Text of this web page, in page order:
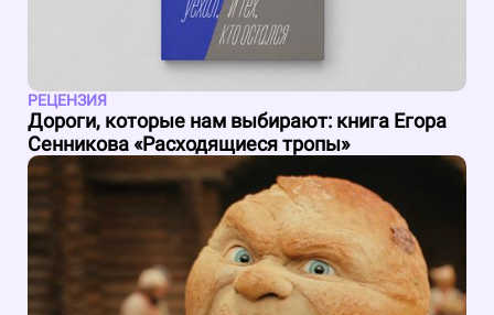
РЕЦЕНЗИЯ
Дороги, которые нам выбирают: книга Егора
Сенникова «Расходящиеся тропы»